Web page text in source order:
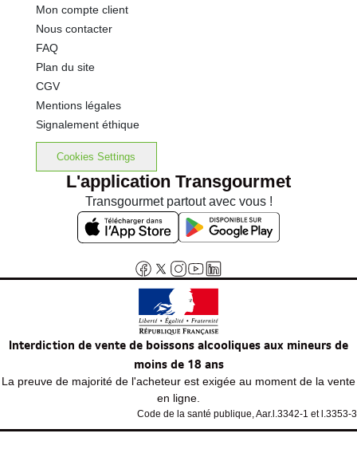
Mon compte client
Nous contacter
FAQ
Plan du site
CGV
Mentions légales
Signalement éthique
Cookies Settings
L'application Transgourmet
Transgourmet partout avec vous !
Interdiction de vente de boissons alcooliques aux mineurs de
moins de 18 ans
La preuve de majorité de l'acheteur est exigée au moment de la vente
en ligne.
Code de la santé publique, Aar.l.3342-1 et l.3353-3